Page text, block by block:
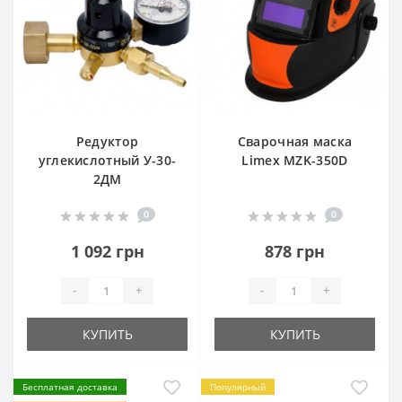
Редуктор
углекислотный У-30-
2ДМ
0
1 092 грн
- +
КУПИТЬ
Сварочная маска
Limex MZK-350D
0
878 грн
- +
КУПИТЬ
Бесплатная доставка
Популярный